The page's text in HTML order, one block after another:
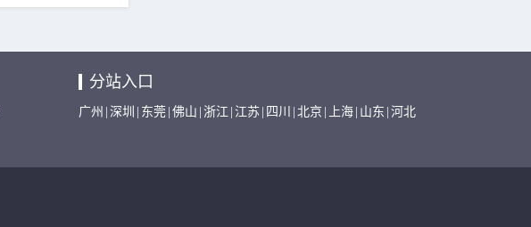
分站入口
广州 深圳 东莞 佛山 浙江 江苏 四川 北京 上海 山东 河北